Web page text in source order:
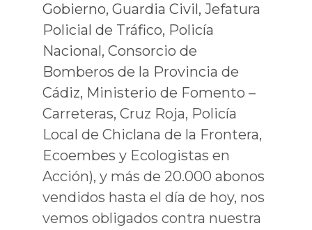
Gobierno, Guardia Civil, Jefatura
Policial de Tráfico, Policía
Nacional, Consorcio de
Bomberos de la Provincia de
Cádiz, Ministerio de Fomento –
Carreteras, Cruz Roja, Policía
Local de Chiclana de la Frontera,
Ecoembes y Ecologistas en
Acción), y más de 20.000 abonos
vendidos hasta el día de hoy, nos
vemos obligados contra nuestra